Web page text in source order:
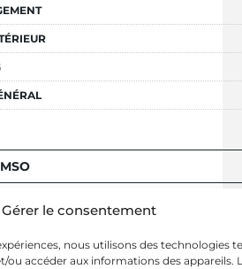
Gérer le consentement
nous utilisons des technologies
ou accéder aux informations des appareils.